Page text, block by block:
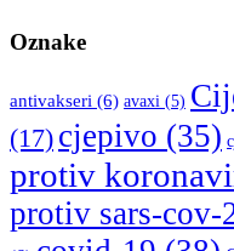
Oznake
antivakseri (6) avaxi (5)
(17) cjepivo (35)
protiv
protiv sars-cov-